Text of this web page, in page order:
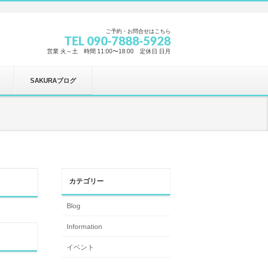
ご予約・お問合せはこちら
TEL 090-7888-5928
営業 火～土 時間 11:00〜18:00 定休日 日月
SAKURAブログ
カテゴリー
Blog
Information
イベント